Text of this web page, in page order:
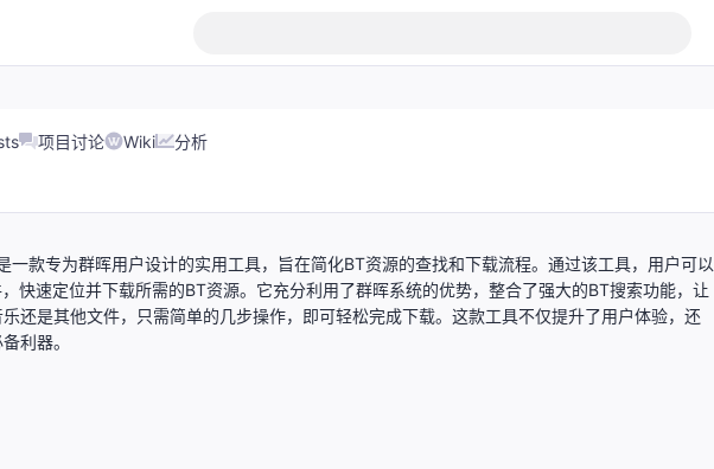
项目讨论 Wiki 分析
款专为群晖用户设计的实用工具，旨在简化BT资源的查找和下载流程。通过该工具，用户可以
快速定位并下载所需的BT资源。它充分利用了群晖系统的优势，整合了强大的BT搜索功能，让
还是其他文件，只需简单的几步操作，即可轻松完成下载。这款工具不仅提升了用户体验，还
利器。